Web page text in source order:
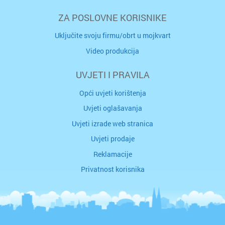
ZA POSLOVNE KORISNIKE
Uključite svoju firmu/obrt u mojkvart
Video produkcija
UVJETI I PRAVILA
Opći uvjeti korištenja
Uvjeti oglašavanja
Uvjeti izrade web stranica
Uvjeti prodaje
Reklamacije
Privatnost korisnika